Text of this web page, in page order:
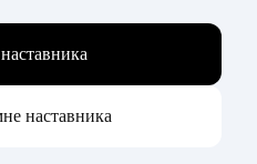
наставника